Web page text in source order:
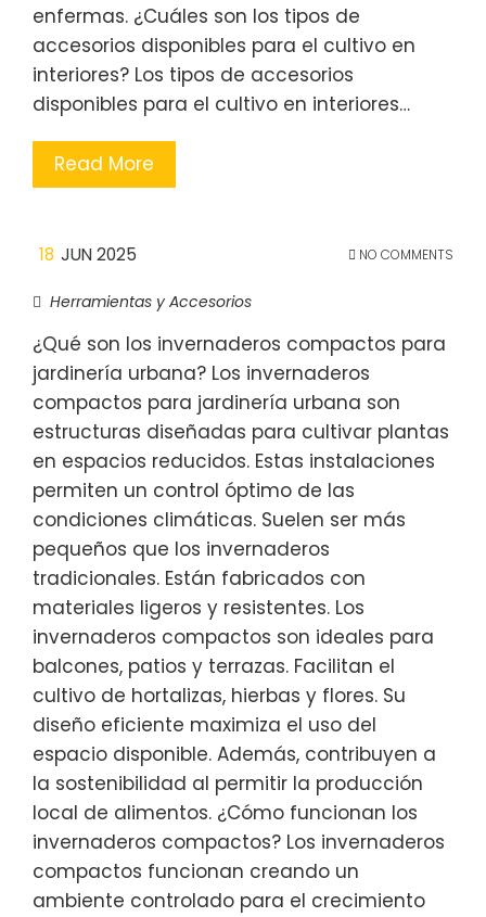
enfermas. ¿Cuáles son los tipos de
accesorios disponibles para el cultivo en
interiores? Los tipos de accesorios
disponibles para el cultivo en interiores…
Read More
18 JUN 2025 NO COMMENTS
Herramientas y Accesorios
¿Qué son los invernaderos compactos para
jardinería urbana? Los invernaderos
compactos para jardinería urbana son
estructuras diseñadas para cultivar plantas
en espacios reducidos. Estas instalaciones
permiten un control óptimo de las
condiciones climáticas. Suelen ser más
pequeños que los invernaderos
tradicionales. Están fabricados con
materiales ligeros y resistentes. Los
invernaderos compactos son ideales para
balcones, patios y terrazas. Facilitan el
cultivo de hortalizas, hierbas y flores. Su
diseño eficiente maximiza el uso del
espacio disponible. Además, contribuyen a
la sostenibilidad al permitir la producción
local de alimentos. ¿Cómo funcionan los
invernaderos compactos? Los invernaderos
compactos funcionan creando un
ambiente controlado para el crecimiento